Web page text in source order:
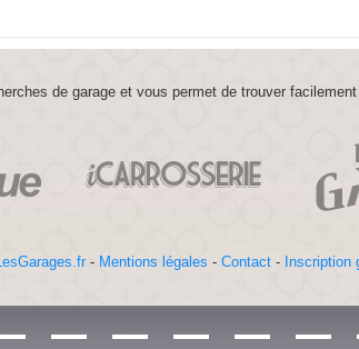
de garage et vous permet de trouver
LesGarages.fr - Mentions légales - Contact - Inscription